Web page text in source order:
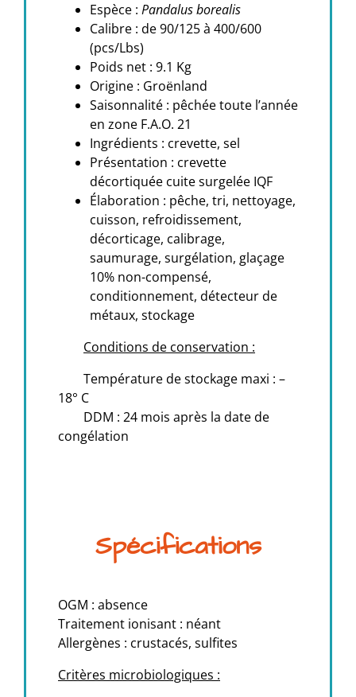
Espèce : Pandalus borealis
Calibre : de 90/125 à 400/600
(pcs/Lbs)
Poids net : 9.1 Kg
Origine : Groënland
Saisonnalité : pêchée toute l’année
en zone F.A.O. 21
Ingrédients : crevette, sel
Présentation : crevette
décortiquée cuite surgelée IQF
Élaboration : pêche, tri, nettoyage,
cuisson, refroidissement,
décorticage, calibrage,
saumurage, surgélation, glaçage
10% non-compensé,
conditionnement, détecteur de
métaux, stockage
Conditions de conservation :
Température de stockage maxi : –
18° C
DDM : 24 mois après la date de
congélation
Spécifications
OGM : absence
Traitement ionisant : néant
Allergènes : crustacés, sulfites
Critères microbiologiques :